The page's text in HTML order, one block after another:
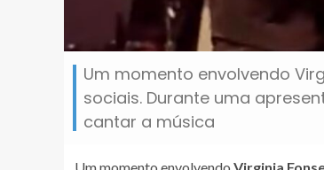
Um momento envolvendo
sociais. Durante uma
cantar a música